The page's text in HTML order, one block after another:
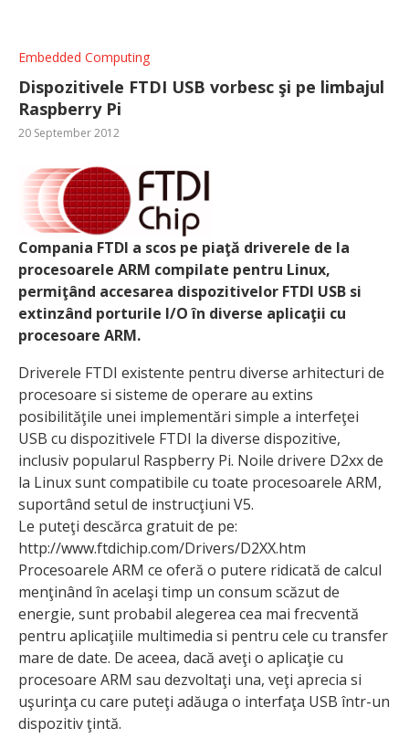
Embedded Computing
Dispozitivele FTDI USB vorbesc şi pe limbajul
Raspberry Pi
20 September 2012
Compania FTDI a scos pe piaţă driverele de la
procesoarele ARM compilate pentru Linux,
permiţând accesarea dispozitivelor FTDI USB si
extinzând porturile I/O în diverse aplicaţii cu
procesoare ARM.
Driverele FTDI existente pentru diverse arhitecturi de
procesoare si sisteme de operare au extins
posibilităţile unei implementări simple a interfeţei
USB cu dispozitivele FTDI la diverse dispozitive,
inclusiv popularul Raspberry Pi. Noile drivere D2xx de
la Linux sunt compatibile cu toate procesoarele ARM,
suportând setul de instrucţiuni V5.
Le puteţi descărca gratuit de pe:
http://www.ftdichip.com/Drivers/D2XX.htm
Procesoarele ARM ce oferă o putere ridicată de calcul
menţinând în acelaşi timp un consum scăzut de
energie, sunt probabil alegerea cea mai frecventă
pentru aplicaţiile multimedia si pentru cele cu transfer
mare de date. De aceea, dacă aveţi o aplicaţie cu
procesoare ARM sau dezvoltaţi una, veţi aprecia si
uşurinţa cu care puteţi adăuga o interfaţa USB într-un
dispozitiv ţintă.